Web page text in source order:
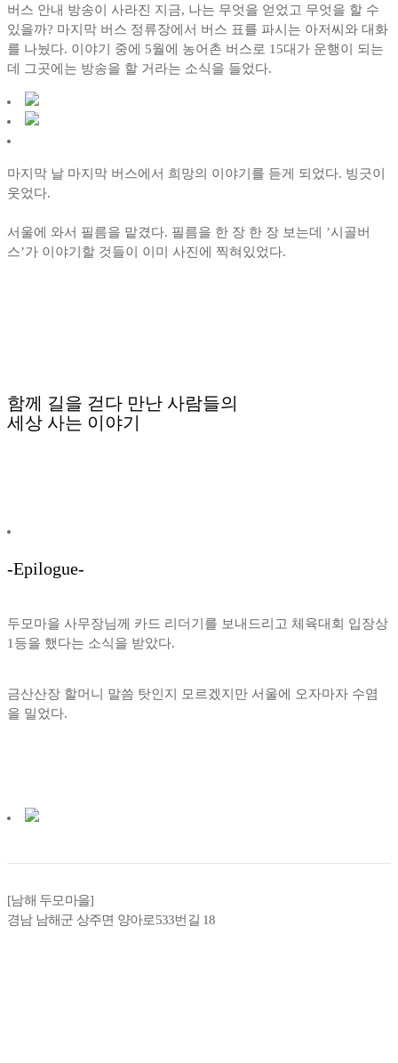
버스 안내 방송이 사라진 지금, 나는 무엇을 얻었고 무엇을 할 수
있을까? 마지막 버스 정류장에서 버스 표를 파시는 아저씨와 대화
를 나눴다. 이야기 중에 5월에 농어촌 버스로 15대가 운행이 되는
데 그곳에는 방송을 할 거라는 소식을 들었다.
마지막 날 마지막 버스에서 희망의 이야기를 듣게 되었다. 빙긋이
웃었다.
서울에 와서 필름을 맡겼다. 필름을 한 장 한 장 보는데 ’시골버
스’가 이야기할 것들이 이미 사진에 찍혀있었다.
함께 길을 걷다 만난 사람들의
세상 사는 이야기
-Epilogue-
두모마을 사무장님께 카드 리더기를 보내드리고 체육대회 입장상
1등을 했다는 소식을 받았다.
금산산장 할머니 말씀 탓인지 모르겠지만 서울에 오자마자 수염
을 밀었다.
[남해 두모마을]
경남 남해군 상주면 양아로533번길 18